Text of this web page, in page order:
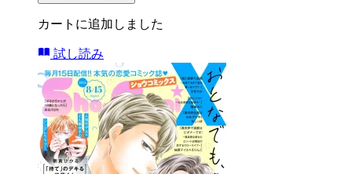
カートに追加しました
試し読み